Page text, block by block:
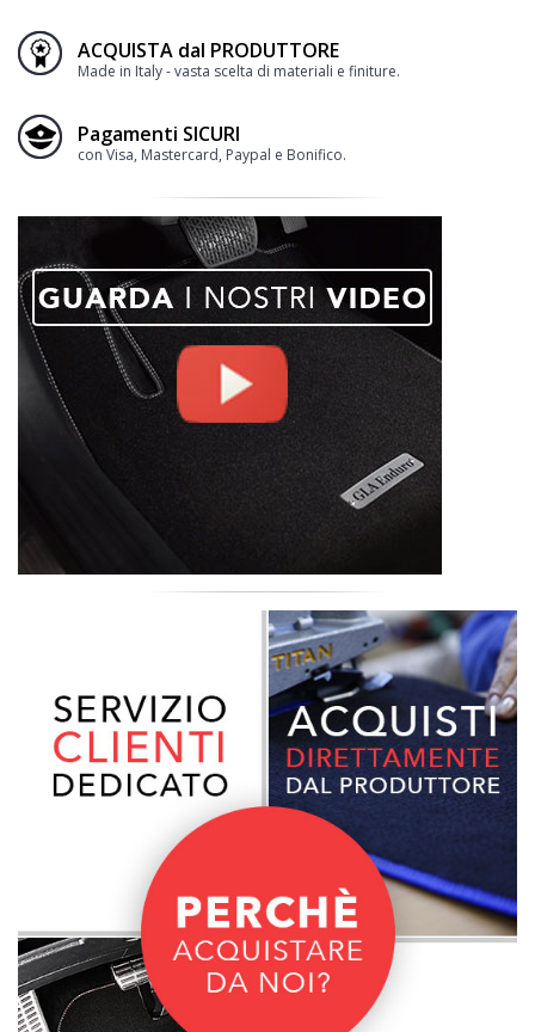
ACQUISTA dal PRODUTTORE
Made in Italy - vasta scelta di materiali e finiture.
Pagamenti SICURI
con Visa, Mastercard, Paypal e Bonifico.